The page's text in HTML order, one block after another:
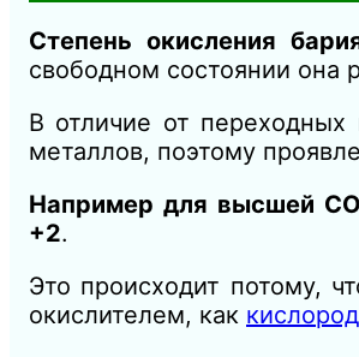
Степень окисления
свободном состоянии она
В отличие от переходных
металлов, поэтому
Например для высшей
+2.
Это происходит потому,
окислителем, как кислород